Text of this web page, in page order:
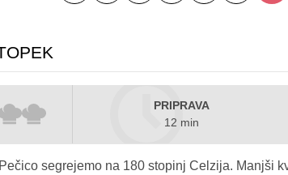
PRIPRAVA
12 min
Pečico segrejemo na 180 stopinj Celzija. Manjši